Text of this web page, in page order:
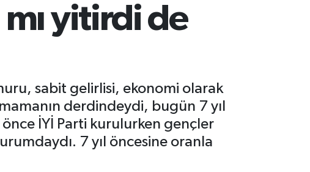
%-14
yitirdi de
sabit gelirlisi, ekonomi olarak
derdindeydi, bugün 7 yıl
İYİ Parti kurulurken gençler
7 yıl öncesine oranla